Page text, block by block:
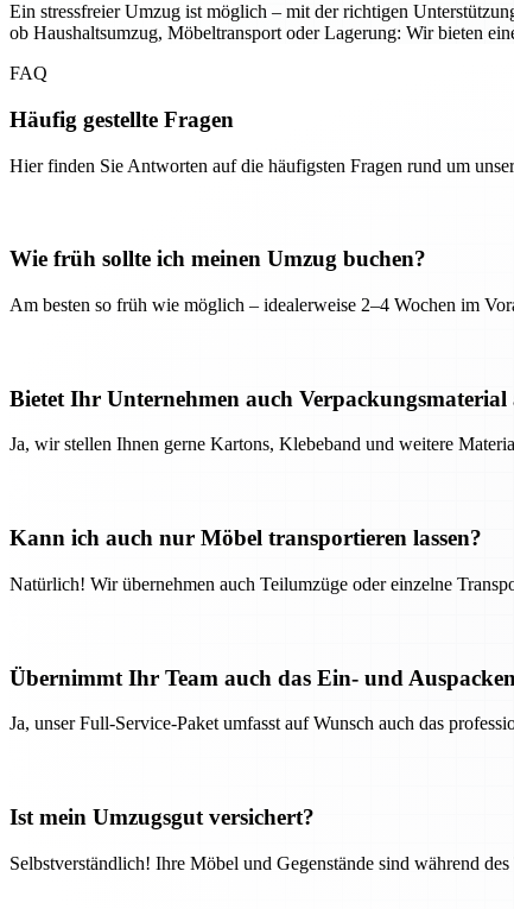
Ein stressfreier Umzug ist möglich – mit der richtigen
ob Haushaltsumzug, Möbeltransport oder Lagerung: Wir bieten
FAQ
Häufig gestellte Fragen
Hier finden Sie Antworten auf die häufigsten Fragen rund um
Wie früh sollte ich meinen Umzug buchen?
Am besten so früh wie möglich – idealerweise 2–4 Wochen im
Bietet Ihr Unternehmen auch Verpackungsmaterial
Ja, wir stellen Ihnen gerne Kartons, Klebeband und weitere
Kann ich auch nur Möbel transportieren lassen?
Natürlich! Wir übernehmen auch Teilumzüge oder einzelne
Übernimmt Ihr Team auch das Ein- und
Ja, unser Full-Service-Paket umfasst auf Wunsch auch das
Ist mein Umzugsgut versichert?
Selbstverständlich! Ihre Möbel und Gegenstände sind während